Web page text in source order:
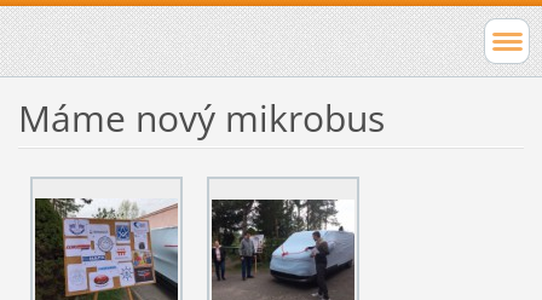
Máme nový mikrobus